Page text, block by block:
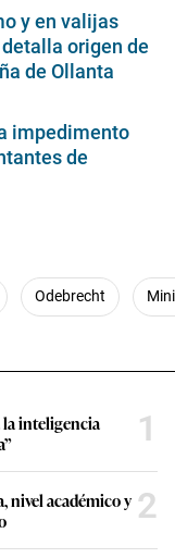
y en valijas
origen de
de Ollanta
impedimento
de
Odebrecht
la inteligencia
1
nivel académico y 2